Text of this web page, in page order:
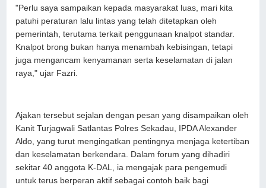
"Perlu saya sampaikan kepada masyarakat luas, mari kita
patuhi peraturan lalu lintas yang telah ditetapkan oleh
pemerintah, terutama terkait penggunaan knalpot standar.
Knalpot brong bukan hanya menambah kebisingan, tetapi
juga mengancam kenyamanan serta keselamatan di jalan
raya," ujar Fazri.
Ajakan tersebut sejalan dengan pesan yang disampaikan oleh
Kanit Turjagwali Satlantas Polres Sekadau, IPDA Alexander
Aldo, yang turut mengingatkan pentingnya menjaga ketertiban
dan keselamatan berkendara. Dalam forum yang dihadiri
sekitar 40 anggota K-DAL, ia mengajak para pengemudi
untuk terus berperan aktif sebagai contoh baik bagi